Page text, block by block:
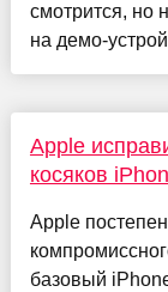
смотрится, но
на демо-
Apple
косяков
Apple
базовый